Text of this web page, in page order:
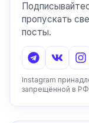
пропускать
посты.
Instagram
запрещённой в